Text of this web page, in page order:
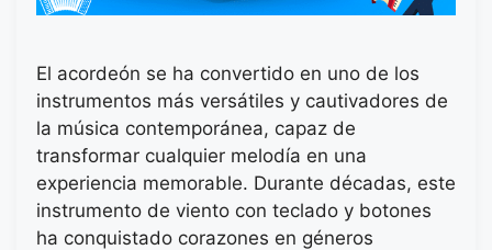
El acordeón se ha convertido en uno de los
instrumentos más versátiles y cautivadores de
la música contemporánea, capaz de
transformar cualquier melodía en una
experiencia memorable. Durante décadas, este
instrumento de viento con teclado y botones
ha conquistado corazones en géneros